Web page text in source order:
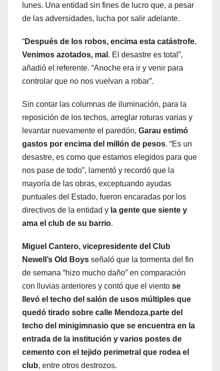
lunes. Una entidad sin fines de lucro que, a pesar
de las adversidades, lucha por salir adelante.
“Después de los robos, encima esta catástrofe.
Venimos azotados, mal . El desastre es total”,
añadió el referente. “Anoche era ir y venir para
controlar que no nos vuelvan a robar”.
Sin contar las columnas de iluminación, para la
reposición de los techos, arreglar roturas varias y
levantar nuevamente el paredón, Garau estimó
gastos por encima del millón de pesos. “Es un
desastre, es como que estamos elegidos para que
nos pase de todo”, lamentó y recordó que la
mayoría de las obras, exceptuando ayudas
puntuales del Estado, fueron encaradas por los
directivos de la entidad y la gente que siente y
ama el club de su barrio.
Miguel Cantero, vicepresidente del Club
Newell’s Old Boys señaló que la tormenta del fin
de semana “hizo mucho daño” en comparación
con lluvias anteriores y contó que el viento se
llevó el techo del salón de usos múltiples que
quedó tirado sobre calle Mendoza,parte del
techo del minigimnasio que se encuentra en la
entrada de la institución y varios postes de
cemento con el tejido perimetral que rodea el
club, entre otros destrozos.